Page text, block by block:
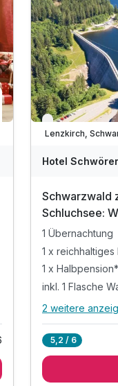
Verfügbar bis
Lenzkirch,
Hotel Schwörer
Schwarzwald
Schluchsee:
nur
1 Übernachtung
1 x
1 x Halbpension*
inkl. 1 Flasche
Alle
1 x
2 weitere
5,2 / 6